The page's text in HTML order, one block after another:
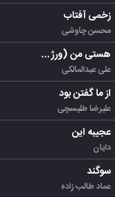
زخمی آفتاب
محسن چاوشی
هستی من (ورژن جدید)
علی عبدالمالکی
از ما گفتن بود
علیرضا طلیسچی
عجیبه این
دایان
سوگند
عماد طالب زاده